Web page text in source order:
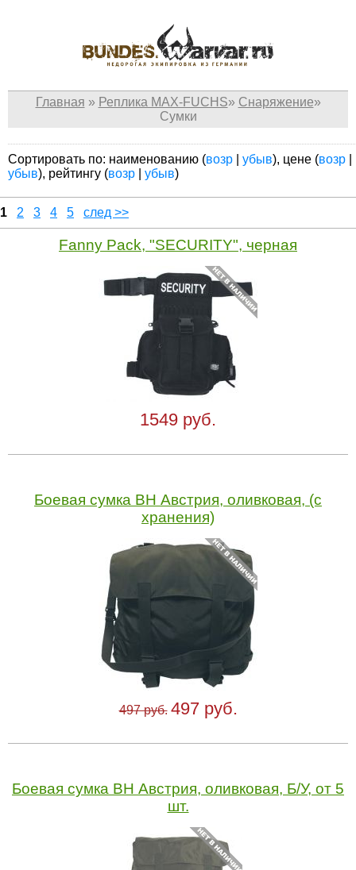
Главная » Реплика MAX-FUCHS» Снаряжение»
Сумки
Сортировать по: наименованию (возр убыв), цене (возр
убыв), рейтингу (возр убыв)
1 2 3 4 5 след >>
Fanny Pack, "SECURITY", черная
1549 руб.
Боевая сумка BH Австрия, оливковая, (с
хранения)
497 руб. 497 руб.
Боевая сумка BH Австрия, оливковая, Б/У, от 5
шт.